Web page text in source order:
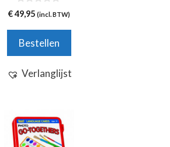
0
v
5
€49,95 (incl. BTW)
Bestellen
Verlanglijst